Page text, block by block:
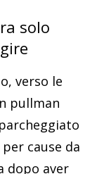
solo
verso le
pullman
cause da
dopo aver